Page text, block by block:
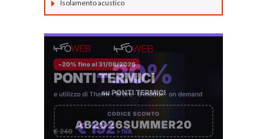
Isolamento acustico